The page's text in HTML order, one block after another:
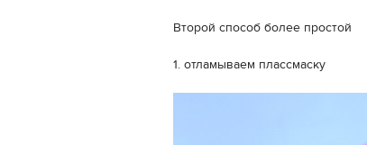
Второй способ более простой
1. отламываем плассмаску